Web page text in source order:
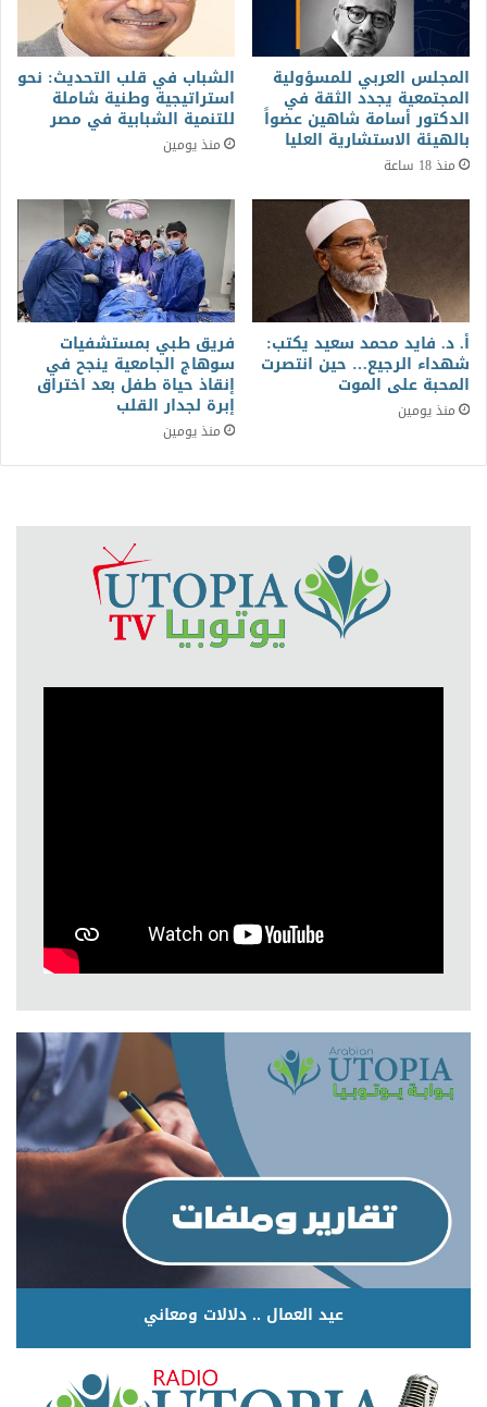
المجلس العربي للمسؤولية
المجتمعية يجدد الثقة في
الدكتور أسامة شاهين عضواً
بالهيئة الاستشارية العليا
منذ 18 ساعة
الشباب في قلب التحديث: نحو
استراتيجية وطنية شاملة
للتنمية الشبابية في مصر
منذ يومين
أ. د. فايد محمد سعيد يكتب:
شهداء الرجيع… حين انتصرت
المحبة على الموت
منذ يومين
فريق طبي بمستشفيات
سوهاج الجامعية ينجح في
إنقاذ حياة طفل بعد اختراق
إبرة لجدار القلب
منذ يومين
عيد العمال .. دلالات ومعاني